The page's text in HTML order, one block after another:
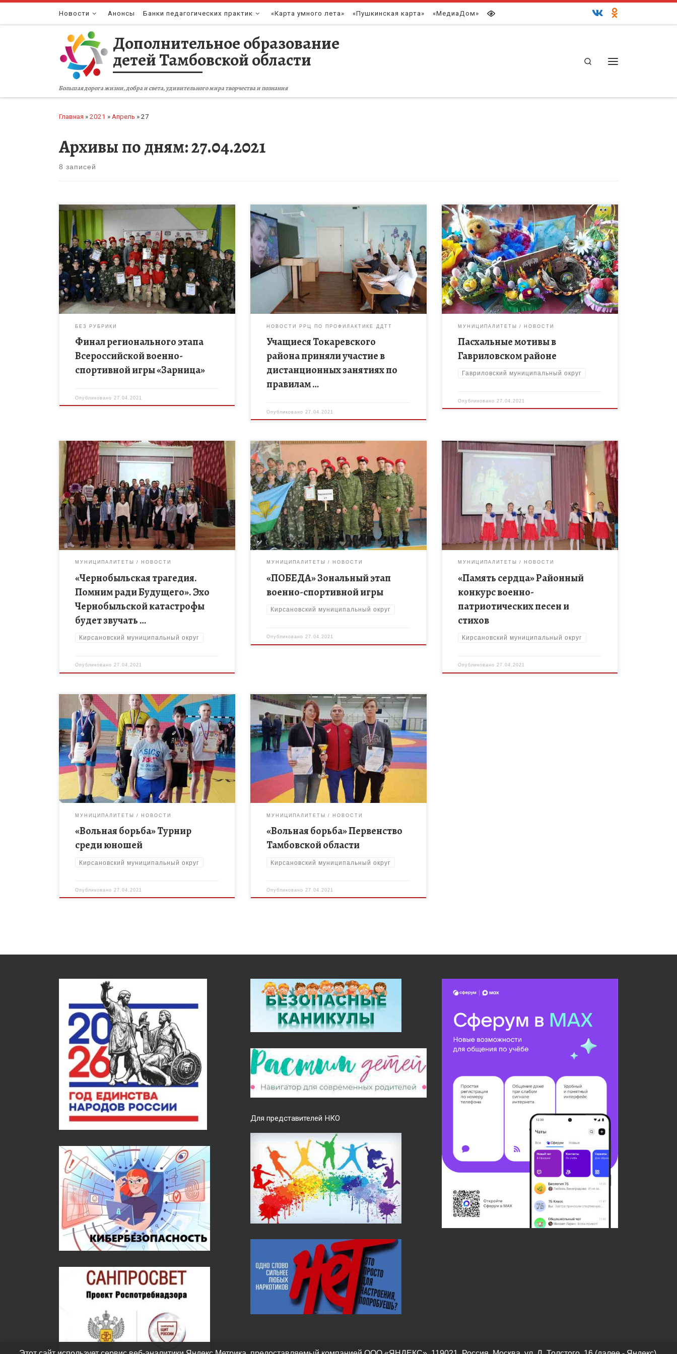
Перейти к содержимому
Новости Анонсы Банки педагогических практик «Карта умного лета» «Пушкинская карта» «МедиаДом»
Дополнительное образование
детей Тамбовской области
Большая дорога жизни, добра и света, удивительного мира творчества и познания
Search
Главная » 2021 » Апрель » 27
Архивы по дням:27.04.2021
8 записей
27 апреля 2021 года на базе учебно-методического
центра «Авангард» в п. Георгиевский состоялся
региональный этап Всероссийской военно-
спортивной игры «Зарница» (далее – Игра),
который начался со […]
БЕЗ РУБРИКИ
Финал регионального этапа
Всероссийской военно-
спортивной игры «Зарница»
Опубликовано 27.04.2021
В рамках проекта мобильного автогородка
«Лаборатория безопасности» 27 апреля 2021 года
состоялись дистанционные занятия с учащимися
образовательных организаций Токаревского
района. Педагоги регионального ресурсного
центра по […]
НОВОСТИ РРЦ ПО ПРОФИЛАКТИКЕ ДДТТ
Учащиеся Токаревского
района приняли участие в
дистанционных занятиях по
правилам …
Опубликовано 27.04.2021
В преддверии праздника Светлой Пасхи в МБОУ 2-
Гавриловской СОШ проходит выставка пасхальных
поделок. Руками детей, родителей, педагогов с
душой изготавливается большое количество
изделий ручной работы. […]
МУНИЦИПАЛИТЕТЫ НОВОСТИ
Пасхальные мотивы в
Гавриловском районе
Гавриловский муниципальный округ
Опубликовано 27.04.2021
26 апреля 35 лет назад произошло событие,
которое оставило отпечаток в жизни нескольких
поколений людей – авария на Чернобыльской
АЭС. Это день памяти о тяжелой […]
МУНИЦИПАЛИТЕТЫ НОВОСТИ
«Чернобыльская трагедия.
Помним ради Будущего». Эхо
Чернобыльской катастрофы
будет звучать …
Кирсановский муниципальный округ
Опубликовано27.04.2021
Команда « ПЕРЕСВЕТ» МБОУ «Уваровщинская сош»
Кирсановского района приняла участие в
зональном этапе военно-спортивной игры
«Победа». Программа зонального этапа Игры
проводилась по 5 видам испытаний: […]
МУНИЦИПАЛИТЕТЫ НОВОСТИ
«ПОБЕДА» Зональный этап
военно-спортивной игры
Кирсановский муниципальный округ
Опубликовано27.04.2021
23 апреля в МБОУ «Уваровщинская сош» прошел
районный конкурс военно-патриотических песен и
стихов «Память сердца», посвященный Великой
Победе. Конкурс проходил по двум номинациям:
художественное слово […]
МУНИЦИПАЛИТЕТЫ НОВОСТИ
«Память сердца» Районный
конкурс военно-
патриотических песен и
стихов
Кирсановский муниципальный округ
Опубликовано27.04.2021
23-24 апреля в городе Усмань состоялся турнир
среди юношей по вольной борьбе на призы главы
администрации города. В турнире принимали
участие Воронежская область (4 команды), […]
МУНИЦИПАЛИТЕТЫ НОВОСТИ
«Вольная борьба» Турнир
среди юношей
Кирсановский муниципальный округ
Опубликовано 27.04.2021
20 апреля в Тамбове проходило открытое
Первенство Тамбовской области по борьбе на
поясах для формирования сборной области для
участия в Первенстве России. От нашего
борцовского […]
МУНИЦИПАЛИТЕТЫ НОВОСТИ
«Вольная борьба» Первенство
Тамбовской области
Кирсановский муниципальный округ
Опубликовано 27.04.2021
Для представителей НКО